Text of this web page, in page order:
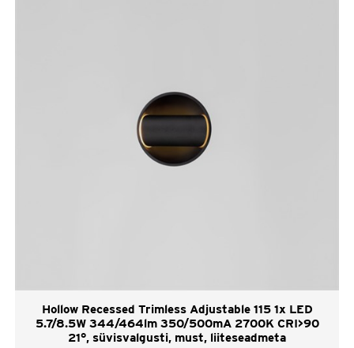
Hollow Recessed Trimless Adjustable 115 1x LED
5.7/8.5W 344/464lm 350/500mA 2700K CRI>90
21°, süvisvalgusti, must, liiteseadmeta